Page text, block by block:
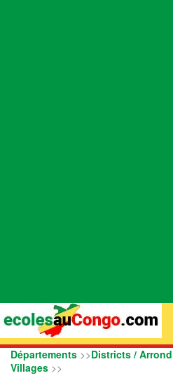
Départements >>Districts /
Villages >>